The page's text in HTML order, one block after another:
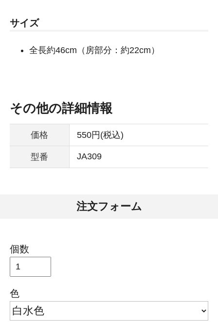
サイズ
全長約46cm（房部分：約22cm）
その他の詳細情報
価格 550円(税込)
型番 JA309
注文フォーム
個数
色